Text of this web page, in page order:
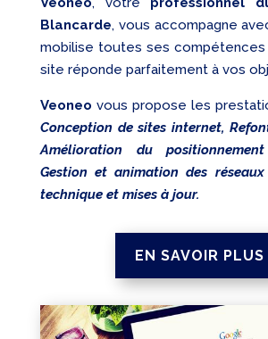
Blancarde, vous accompagne
mobilise toutes ses compétences
site réponde parfaitement à vos
Veoneo vous propose les
Conception de sites internet,
Amélioration du
Gestion et animation des
technique et mises à jour.
EN SAVOIR PLUS